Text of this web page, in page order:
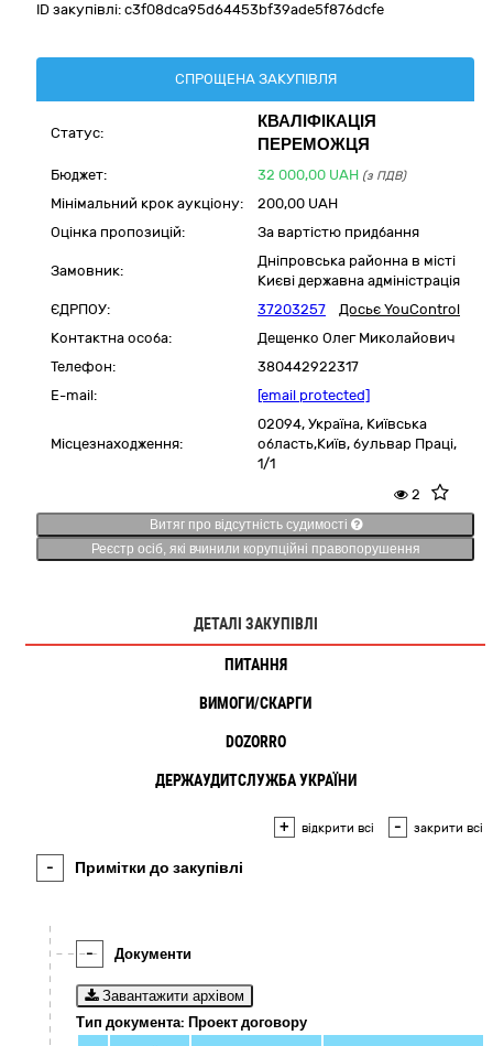
ID закупівлі: c3f08dca95d64453bf39ade5f876dcfe
СПРОЩЕНА ЗАКУПІВЛЯ
Статус:
КВАЛІФІКАЦІЯ
ПЕРЕМОЖЦЯ
Бюджет: 32 000,00 UAH (з ПДВ)
Мінімальний крок аукціону:
200,00 UAH
Оцінка пропозицій:
За вартістю придбання
Замовник:
Дніпровська районна в місті
Києві державна адміністрація
ЄДРПОУ:
37203257
Досьє YouControl
Контактна особа:
Дещенко Олег Миколайович
Телефон:
380442922317
E-mail:
[email protected]
Місцезнаходження:
02094, Україна, Київська
область,Київ, бульвар Праці,
1/1
2
Витяг про відсутність судимості
Реєстр осіб, які вчинили корупційні правопорушення
ДЕТАЛІ ЗАКУПІВЛІ
ПИТАННЯ
ВИМОГИ/СКАРГИ
DOZORRO
ДЕРЖАУДИТСЛУЖБА УКРАЇНИ
+ відкрити всі - закрити всі
- Примітки до закупівлі
- Документи
Завантажити архівом
Тип документа: Проект договору